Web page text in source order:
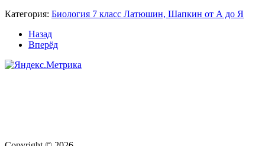
Категория: Биология 7 класс Латюшин, Шапкин от А до Я
Назад
Вперёд